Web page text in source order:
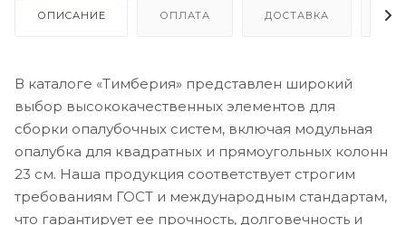
ОПИСАНИЕ ОПЛАТА ДОСТАВКА
В каталоге «Тимберия» представлен широкий
выбор высококачественных элементов для
сборки опалубочных систем, включая модульная
опалубка для квадратных и прямоугольных колонн
23 см. Наша продукция соответствует строгим
требованиям ГОСТ и международным стандартам,
что гарантирует ее прочность, долговечность и